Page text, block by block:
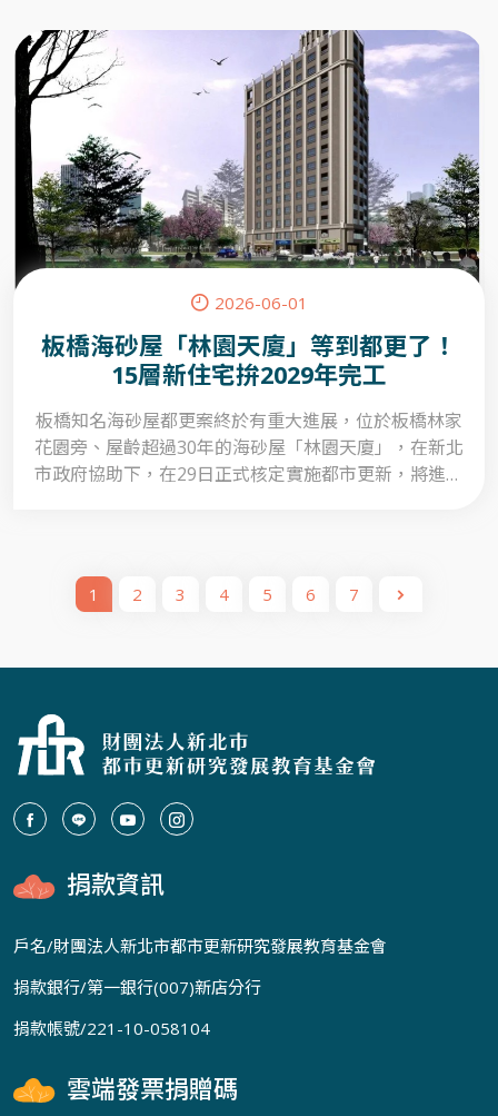
2026-06-01
板橋海砂屋「林園天廈」等到都更了！
15層新住宅拚2029年完工
板橋知名海砂屋都更案終於有重大進展，位於板橋林家
花園旁、屋齡超過30年的海砂屋「林園天廈」，在新北
市政府協助下，在29日正式核定實施都市更新，將進入
1 2 3 4 5 6 7
捐款資訊
戶名/財團法人新北市都市更新研究發展教育基金會
捐款銀行/第一銀行(007)新店分行
捐款帳號/221-10-058104
雲端發票捐贈碼